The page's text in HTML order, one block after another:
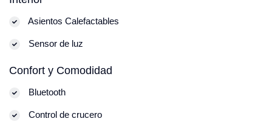
Asientos Calefactables
Sensor de luz
Confort y Comodidad
Bluetooth
Control de crucero